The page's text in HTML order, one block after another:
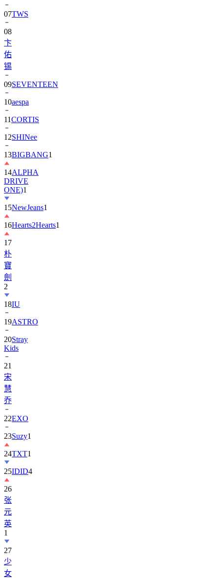
07TWS
08
卞
佑
锡
09SEVENTEEN
10aespa
11CORTIS
12SHINee
13BIGBANG1
14ALPHA
DRIVE
ONE)1
15NewJeans1
16Hearts2Hearts1
17
朴
寶
劍
2
18IU
19ASTRO
20Stray
Kids
21
宋
慧
乔
22EXO
23Suzy1
24TXT1
25IDID4
26
张
元
英
1
27
少
女